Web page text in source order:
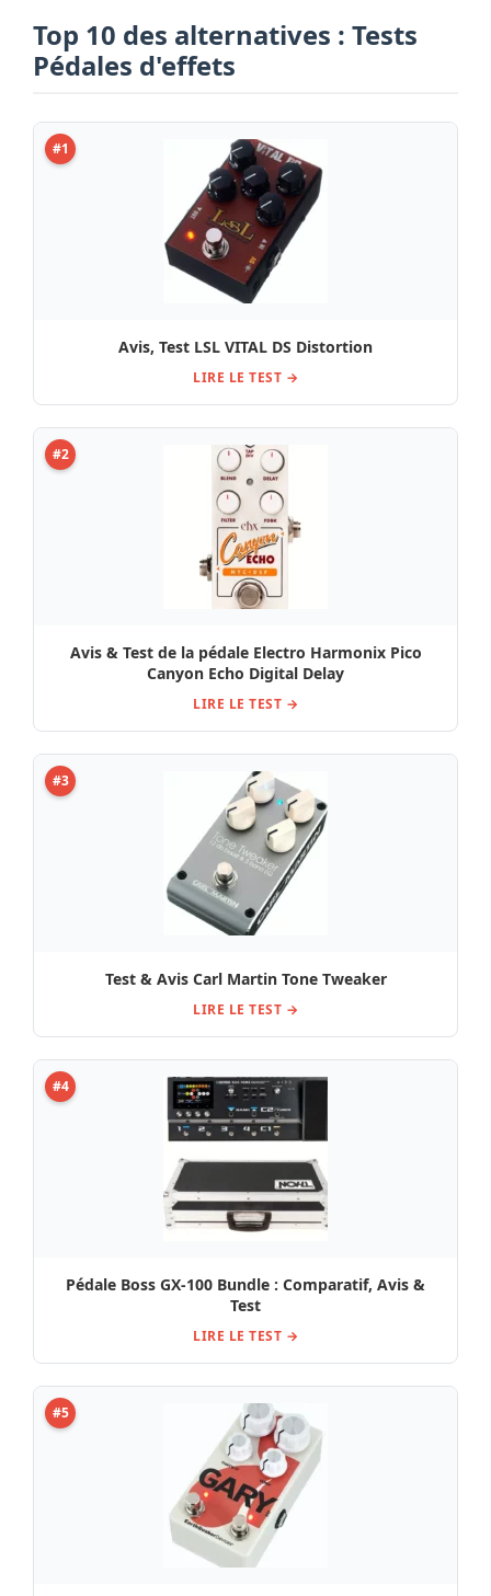
Top 10 des alternatives : Tests
Pédales d'effets
#1
Avis, Test LSL VITAL DS Distortion
LIRE LE TEST →
#2
Avis & Test de la pédale Electro Harmonix Pico
Canyon Echo Digital Delay
LIRE LE TEST →
#3
Test & Avis Carl Martin Tone Tweaker
LIRE LE TEST →
#4
Pédale Boss GX-100 Bundle : Comparatif, Avis &
Test
LIRE LE TEST →
#5